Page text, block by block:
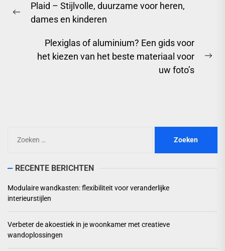
Previous
Plaid – Stijlvolle, duurzame voor heren,
dames en kinderen
Plexiglas of aluminium? Een gids voor
het kiezen van het beste materiaal voor
uw foto’s
naar:
RECENTE BERICHTEN
Modulaire wandkasten: flexibiliteit voor veranderlijke
interieurstijlen
Verbeter de akoestiek in je woonkamer met creatieve
wandoplossingen